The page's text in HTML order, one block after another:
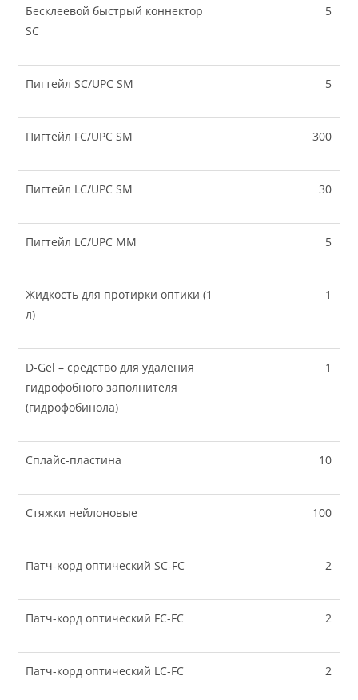
Бесклеевой быстрый коннектор
SC
5
Пигтейл SC/UPC SM 5
Пигтейл FC/UPC SM 300
Пигтейл LC/UPC SM 30
Пигтейл LC/UPC MM 5
Жидкость для протирки оптики (1
л)
1
D-Gel – средство для удаления
гидрофобного заполнителя
(гидрофобинола)
1
Сплайс-пластина 10
Стяжки нейлоновые 100
Патч-корд оптический SC-FC 2
Патч-корд оптический FC-FC 2
Патч-корд оптический LC-FC 2